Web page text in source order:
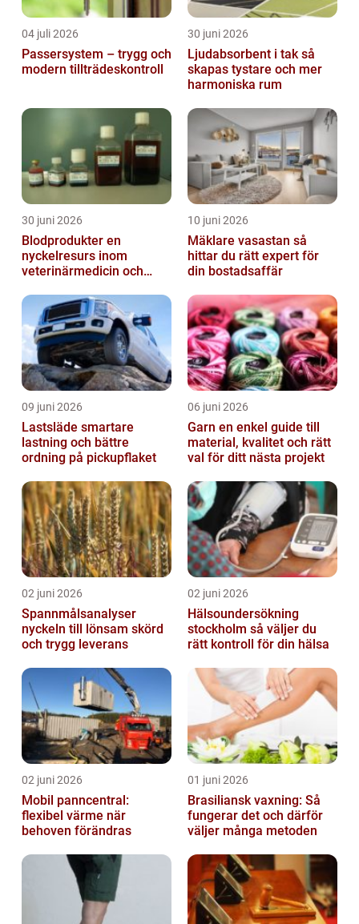
04 juli 2026
Passersystem – trygg och
modern tillträdeskontroll
30 juni 2026
Ljudabsorbent i tak så
skapas tystare och mer
harmoniska rum
30 juni 2026
Blodprodukter en
nyckelresurs inom
veterinärmedicin och
10 juni 2026
Mäklare vasastan så
hittar du rätt expert för
din bostadsaffär
09 juni 2026
Lastsläde smartare
lastning och bättre
ordning på pickupflaket
06 juni 2026
Garn en enkel guide till
material, kvalitet och rätt
val för ditt nästa projekt
02 juni 2026
Spannmålsanalyser
nyckeln till lönsam skörd
och trygg leverans
02 juni 2026
Hälsoundersökning
stockholm så väljer du
rätt kontroll för din hälsa
02 juni 2026
Mobil panncentral:
flexibel värme när
behoven förändras
01 juni 2026
Brasiliansk vaxning: Så
fungerar det och därför
väljer många metoden